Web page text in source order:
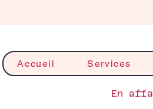
Accueil Services
En